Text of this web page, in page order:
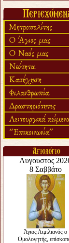
«πολύ αργά».
Ζητείται....